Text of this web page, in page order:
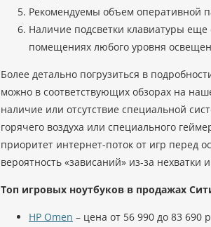
Рекомендуемы объем оперативной
Наличие подсветки клавиатуры
помещениях любого уровня
Более детально погрузиться в
можно в соответствующих обзорах на
наличие или отсутствие специальной
горячего воздуха или специального
приоритет интернет-поток от игр
вероятность «зависаний» из-за нехватки
Топ игровых ноутбуков в продажах
HP Omen – цена от 56 990 до 83 690